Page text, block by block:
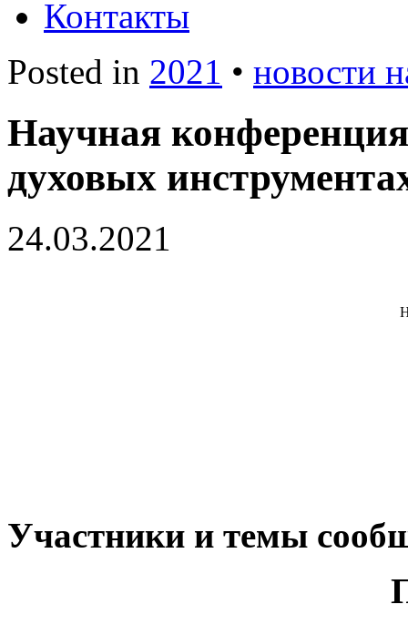
Контакты
Posted in 2021 • новости
Научная
духовых
24.03.2021
Участники и темы